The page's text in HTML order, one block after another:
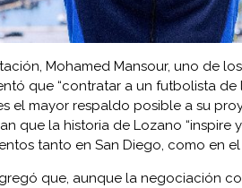
Mohamed Mansour, uno de
que “contratar a un futbolista
el mayor respaldo posible a su
que la historia de Lozano “inspire
tanto en San Diego, como en
que, aunque la negociación